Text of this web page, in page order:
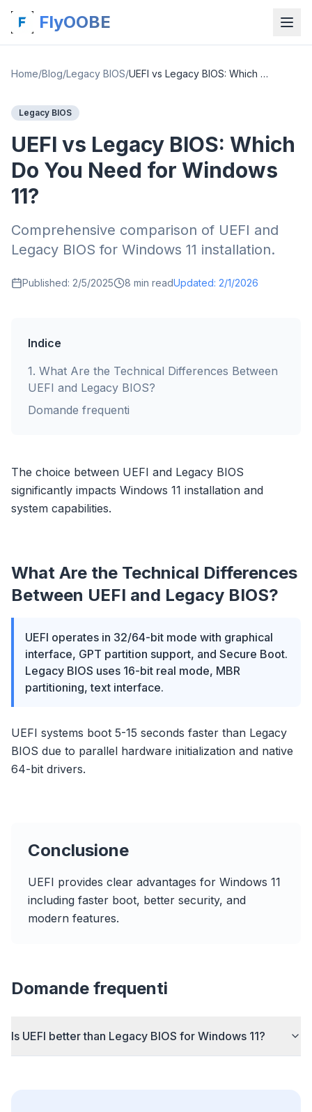
FlyOOBE
Home/Blog/Legacy BIOS/ UEFI vs Legacy BIOS: Which Do You Need for Windows 11?
Legacy BIOS
UEFI vs Legacy BIOS: Which
Do You Need for Windows
11?
Comprehensive comparison of UEFI and
Legacy BIOS for Windows 11 installation.
Published: 2/5/2025 8 min readUpdated: 2/1/2026
Indice
1. What Are the Technical Differences Between
UEFI and Legacy BIOS?
Domande frequenti
The choice between UEFI and Legacy BIOS
significantly impacts Windows 11 installation and
system capabilities.
What Are the Technical Differences
Between UEFI and Legacy BIOS?
UEFI operates in 32/64-bit mode with graphical
interface, GPT partition support, and Secure Boot.
Legacy BIOS uses 16-bit real mode, MBR
partitioning, text interface.
UEFI systems boot 5-15 seconds faster than Legacy
BIOS due to parallel hardware initialization and native
64-bit drivers.
Conclusione
UEFI provides clear advantages for Windows 11
including faster boot, better security, and
modern features.
Domande frequenti
Is UEFI better than Legacy BIOS for Windows 11?
Browser